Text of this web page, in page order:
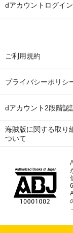
dアカウントログイン
ご利用規約
プライバシーポリシ
dアカウント2段階認
海賊版に関する取り
ついて